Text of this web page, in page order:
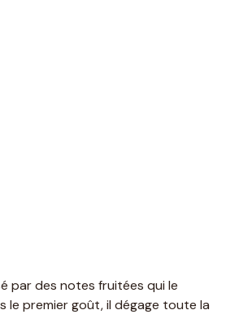
par des notes fruitées qui le
le premier goût, il dégage toute la